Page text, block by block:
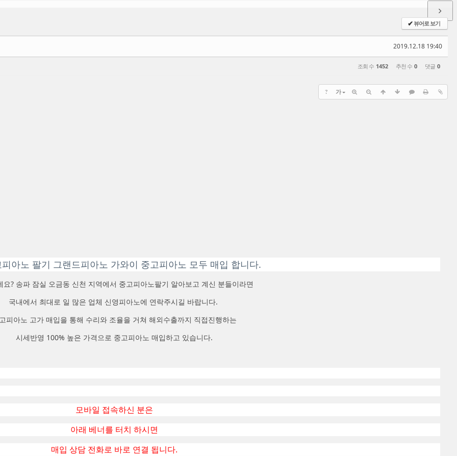
✔뷰어로 보기
2019.12.18 19:40
조회 수 1452 추천 수 0 댓글 0
? 가
아노 팔기 그랜드피아노 가와이 중고피아노 모두 매입 합니다.
요? 송파 잠실 오금동 신천 지역에서 중고피아노팔기 알아보고 계신 분들이라면
국내에서 최대로 일 많은 업체 신영피아노에 연락주시길 바랍니다.
피아노 고가 매입을 통해 수리와 조율을 거쳐 해외수출까지 직접진행하는
시세반영 100% 높은 가격으로 중고피아노 매입하고 있습니다.
모바일 접속하신 분은
아래 베너를 터치 하시면
매입 상담 전화로 바로 연결 됩니다.